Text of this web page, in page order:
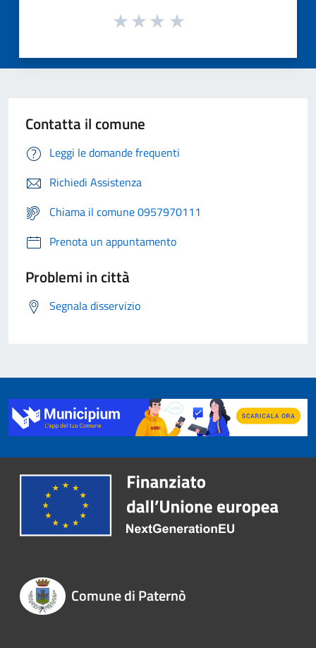
Contatta il comune
Leggi le domande frequenti
Richiedi Assistenza
Chiama il comune 0957970111
Prenota un appuntamento
Problemi in città
Segnala disservizio
Comune di Paternò